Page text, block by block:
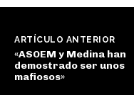
ARTÍCULO ANTERIOR
«ASOEM y Medina han
demostrado ser unos
mafiosos»